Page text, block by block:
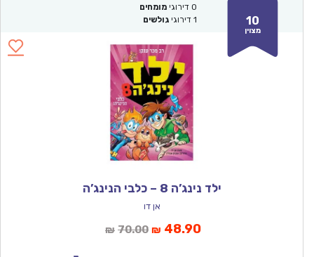
10
מצוין
0 דירוגי מומחים
1 דירוגי גולשים
ילד נינג’ה 8 – כלבי הנינג’ה
אן דו
₪ 70.00המחיר
₪ 48.90המחיר